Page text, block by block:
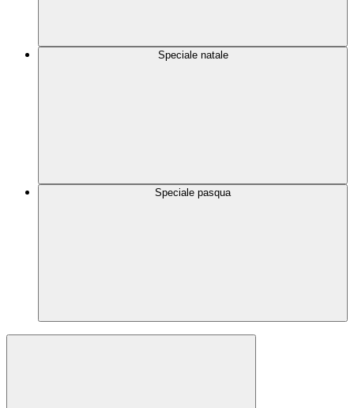
Speciale natale
Speciale pasqua